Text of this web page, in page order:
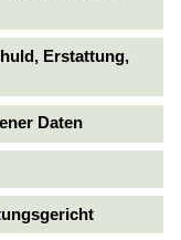
Erstattung,
Daten